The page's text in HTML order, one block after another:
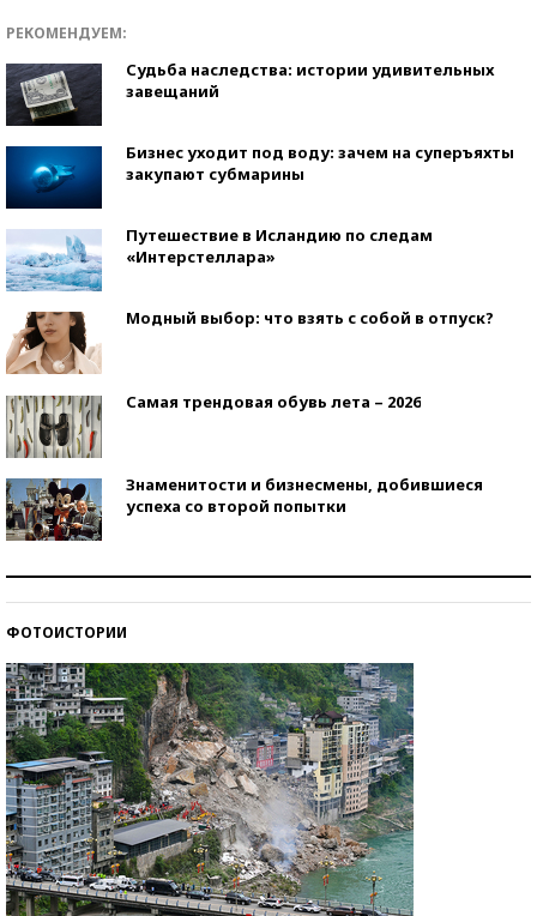
РЕКОМЕНДУЕМ:
Судьба наследства: истории удивительных
завещаний
Бизнес уходит под воду: зачем на суперъяхты
закупают субмарины
Путешествие в Исландию по следам
«Интерстеллара»
Модный выбор: что взять с собой в отпуск?
Самая трендовая обувь лета – 2026
Знаменитости и бизнесмены, добившиеся
успеха со второй попытки
ФОТОИСТОРИИ